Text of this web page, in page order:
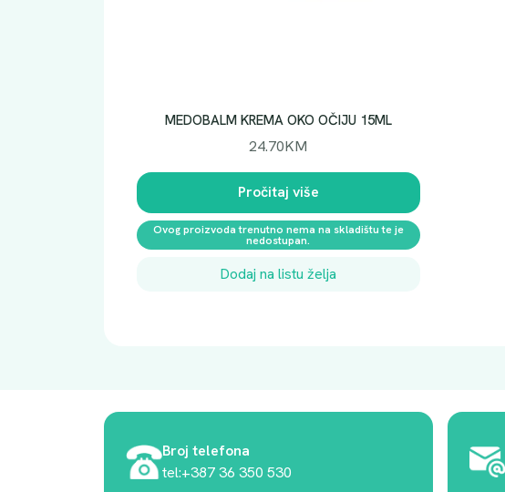
MEDOBALM KREMA OKO OČIJU 15ML
24.70KM
Pročitaj više
Ovog proizvoda trenutno nema na skladištu te je
nedostupan.
Dodaj na listu želja
Broj telefona
tel:+387 36 350 530